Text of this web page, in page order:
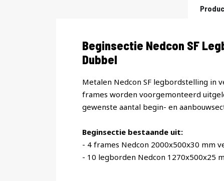
Productomschrijving
Beginsectie Nedcon SF
Dubbel
Metalen Nedcon SF legbordstelling in
frames worden voorgemonteerd
gewenste aantal begin- en
Beginsectie bestaande uit:
- 4 frames Nedcon 2000x500x30 mm
- 10 legborden Nedcon 1270x500x25